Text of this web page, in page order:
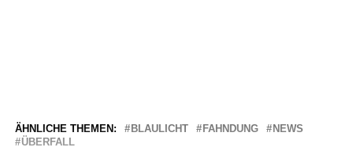
ÄHNLICHE THEMEN: BLAULICHT FAHNDUNG
NEWS
ÜBERFALL